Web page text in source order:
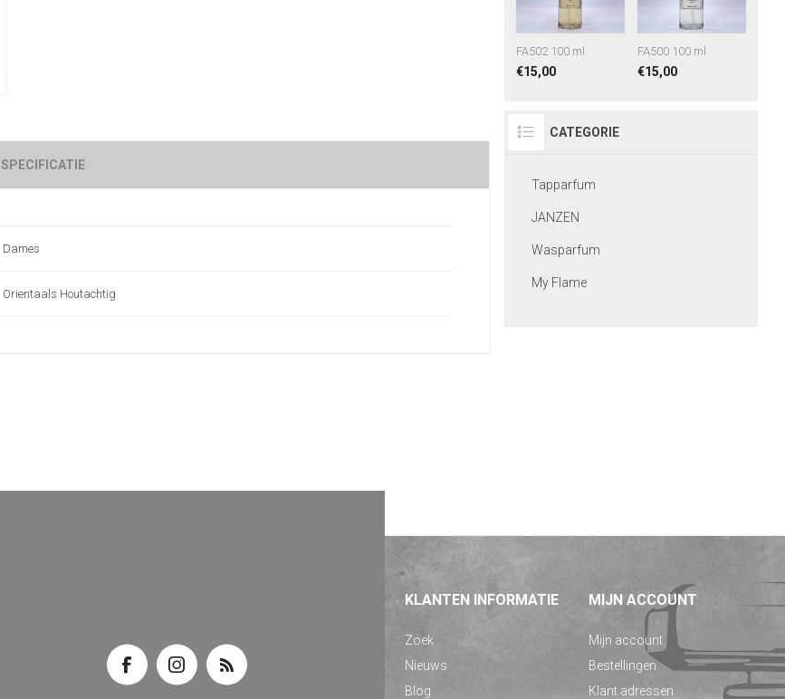
SPECIFICATIE
Dames
Orientaals Houtachtig
FA502 100 ml
€15,00
FA500 100 ml
€15,00
CATEGORIE
Tapparfum
JANZEN
Wasparfum
My Flame
KLANTEN INFORMATIE
Zoek
Nieuws
Blog
MIJN ACCOUNT
Mijn account
Bestellingen
Klant adressen